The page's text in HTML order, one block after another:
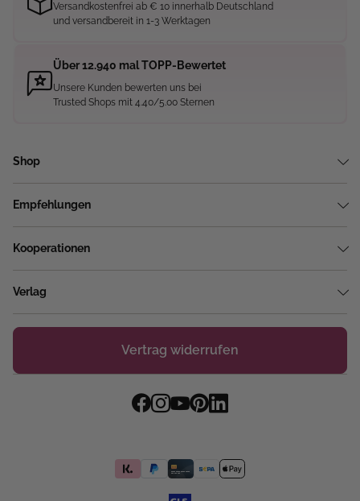
Versandkostenfrei ab € 10 innerhalb Deutschland
und versandbereit in 1-3 Werktagen
Über 12.940 mal TOPP-Bewertet
Unsere Kunden bewerten uns bei
Trusted Shops mit 4.40/5.00 Sternen
Shop
Empfehlungen
Kooperationen
Verlag
Vertrag widerrufen